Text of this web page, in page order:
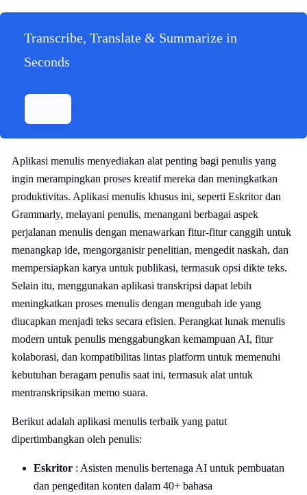
Transcribe, Translate & Summarize in
Seconds
Aplikasi menulis menyediakan alat penting bagi penulis yang
ingin merampingkan proses kreatif mereka dan meningkatkan
produktivitas. Aplikasi menulis khusus ini, seperti Eskritor dan
Grammarly, melayani penulis, menangani berbagai aspek
perjalanan menulis dengan menawarkan fitur-fitur canggih untuk
menangkap ide, mengorganisir penelitian, mengedit naskah, dan
mempersiapkan karya untuk publikasi, termasuk opsi dikte teks.
Selain itu, menggunakan aplikasi transkripsi dapat lebih
meningkatkan proses menulis dengan mengubah ide yang
diucapkan menjadi teks secara efisien. Perangkat lunak menulis
modern untuk penulis menggabungkan kemampuan AI, fitur
kolaborasi, dan kompatibilitas lintas platform untuk memenuhi
kebutuhan beragam penulis saat ini, termasuk alat untuk
mentranskripsikan memo suara.
Berikut adalah aplikasi menulis terbaik yang patut
dipertimbangkan oleh penulis:
Eskritor : Asisten menulis bertenaga AI untuk pembuatan
dan pengeditan konten dalam 40+ bahasa